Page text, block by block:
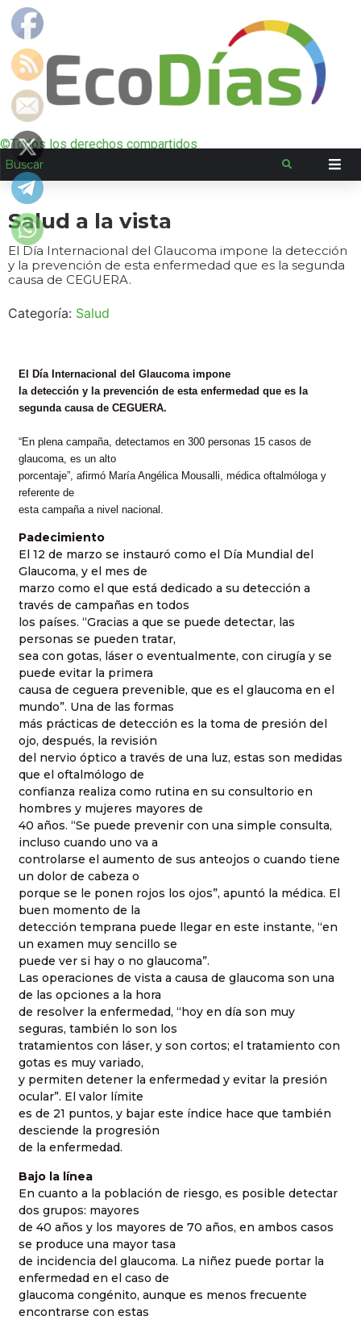
©Todos los derechos compartidos
Salud a la vista
El Día Internacional del Glaucoma impone la detección
y la prevención de esta enfermedad que es la segunda
causa de CEGUERA.
Categoría: Salud
El Día Internacional del Glaucoma impone
la detección y la prevención de esta enfermedad que es la
segunda causa de CEGUERA.
“En plena campaña, detectamos en 300 personas 15 casos de
glaucoma, es un alto
porcentaje”, afirmó María Angélica Mousalli, médica oftalmóloga y
referente de
esta campaña a nivel nacional.
Padecimiento
El 12 de marzo se instauró como el Día Mundial del
Glaucoma, y el mes de
marzo como el que está dedicado a su detección a
través de campañas en todos
los países. “Gracias a que se puede detectar, las
personas se pueden tratar,
sea con gotas, láser o eventualmente, con cirugía y se
puede evitar la primera
causa de ceguera prevenible, que es el glaucoma en el
mundo”. Una de las formas
más prácticas de detección es la toma de presión del
ojo, después, la revisión
del nervio óptico a través de una luz, estas son medidas
que el oftalmólogo de
confianza realiza como rutina en su consultorio en
hombres y mujeres mayores de
40 años. “Se puede prevenir con una simple consulta,
incluso cuando uno va a
controlarse el aumento de sus anteojos o cuando tiene
un dolor de cabeza o
porque se le ponen rojos los ojos”, apuntó la médica. El
buen momento de la
detección temprana puede llegar en este instante, “en
un examen muy sencillo se
puede ver si hay o no glaucoma”.
Las operaciones de vista a causa de glaucoma son una
de las opciones a la hora
de resolver la enfermedad, “hoy en día son muy
seguras, también lo son los
tratamientos con láser, y son cortos; el tratamiento con
gotas es muy variado,
y permiten detener la enfermedad y evitar la presión
ocular”. El valor límite
es de 21 puntos, y bajar este índice hace que también
desciende la progresión
de la enfermedad.
Bajo la línea
En cuanto a la población de riesgo, es posible detectar
dos grupos: mayores
de 40 años y los mayores de 70 años, en ambos casos
se produce una mayor tasa
de incidencia del glaucoma. La niñez puede portar la
enfermedad en el caso de
glaucoma congénito, aunque es menos frecuente
encontrarse con estas